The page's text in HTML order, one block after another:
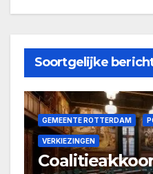
Soortgelijke
GEMEENTE ROTTERDAM
VERKIEZINGEN